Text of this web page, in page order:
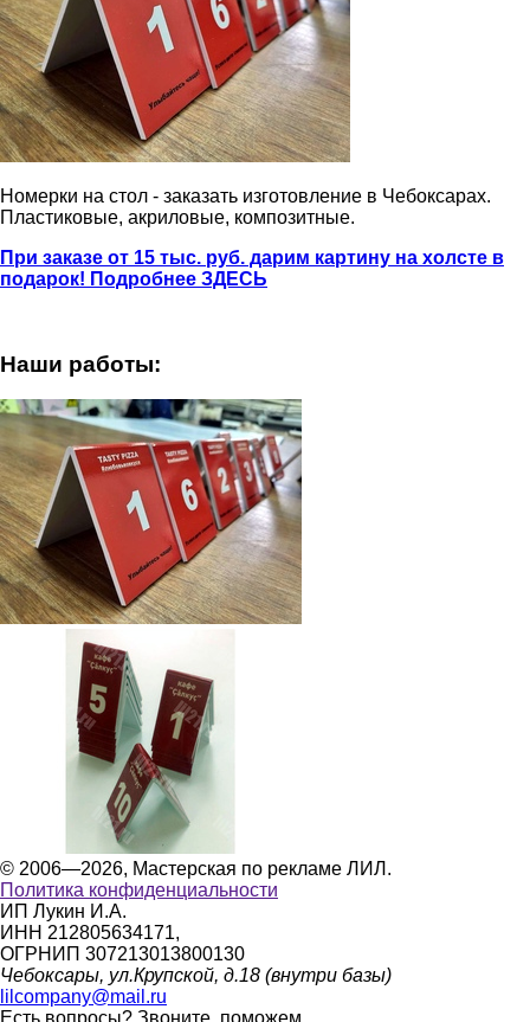
Номерки на стол - заказать изготовление в Чебоксарах.
Пластиковые, акриловые, композитные.
При заказе от 15 тыс. руб. дарим картину на холсте в
подарок! Подробнее ЗДЕСЬ
Наши работы:
© 2006—2026, Мастерская по рекламе ЛИЛ.
Политика конфиденциальности
ИП Лукин И.А.
ИНН 212805634171,
ОГРНИП 307213013800130
Чебоксары, ул.Крупской, д.18 (внутри базы)
lilcompany@mail.ru